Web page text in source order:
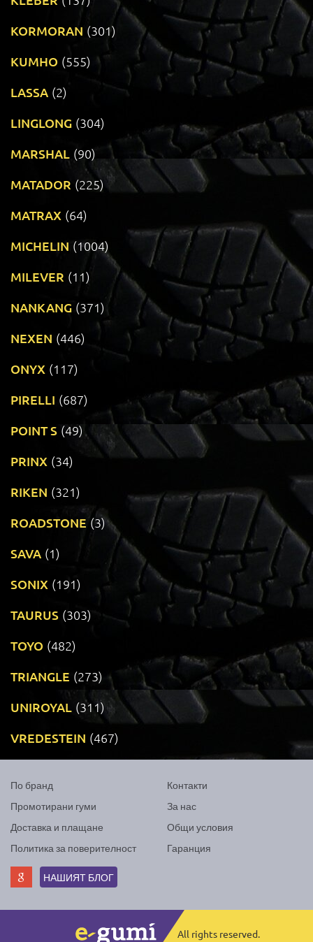
KORMORAN (301)
KUMHO (555)
LASSA (2)
LINGLONG (304)
MARSHAL (90)
MATADOR (225)
MATRAX (64)
MICHELIN (1004)
MILEVER (11)
NANKANG (371)
NEXEN (446)
ONYX (117)
PIRELLI (687)
POINT S (49)
PRINX (34)
RIKEN (321)
ROADSTONE (3)
SAVA (1)
SONIX (191)
TAURUS (303)
TOYO (482)
TRIANGLE (273)
UNIROYAL (311)
VREDESTEIN (467)
По бранд
Промотирани гуми
Доставка и плащане
Политика за поверителност
Контакти
За нас
Общи условия
Гаранция
НАШИЯТ БЛОГ
All rights reserved.